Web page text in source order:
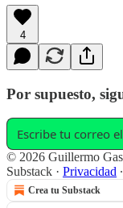
4
Por supuesto,
© 2026 Guillermo
Substack · Privacidad ∙
Crea tu Substack